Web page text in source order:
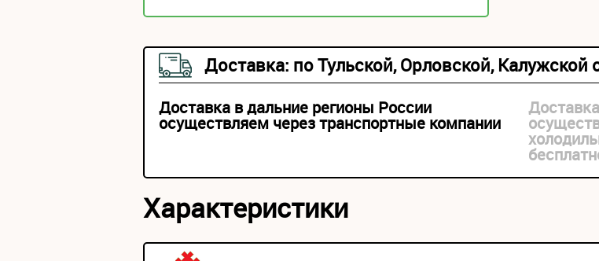
Доставка: по Тульской, Орловской, Калужской
Доставка в дальние регионы России
осуществляем через транспортные компании
Характеристики